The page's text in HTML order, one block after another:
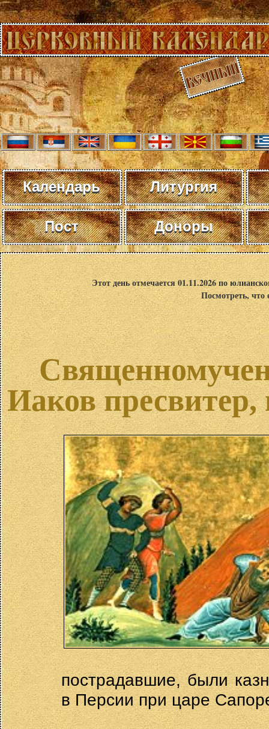
Календарь Литургия
Пост Доноры
Этот день отмечается 01.11.2026 по
Посмотреть,
Иаков
пострадавшие, были
в Персии при царе